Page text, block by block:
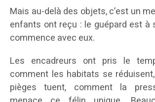
Mais au-delà des objets, c’est un
enfants ont reçu : le guépard est à
commence avec eux.
Les encadreurs ont pris le
comment les habitats se
pièges tuent, comment la